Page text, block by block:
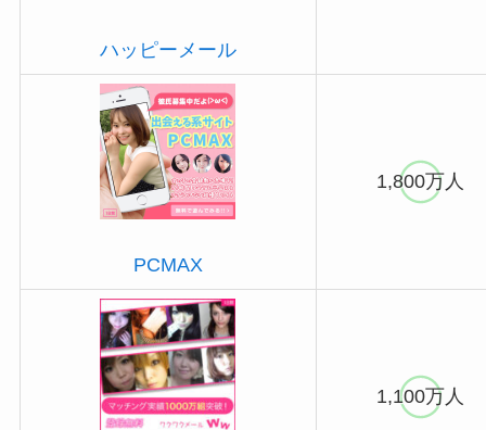
ハッピーメール
PCMAX
1,800万人
1,100万人